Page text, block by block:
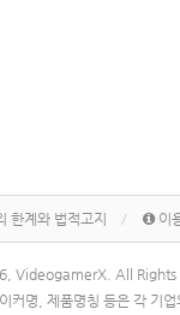
한계와 법적고지 이
VideogamerX. All Rights
커명, 제품명칭 등은 각 기